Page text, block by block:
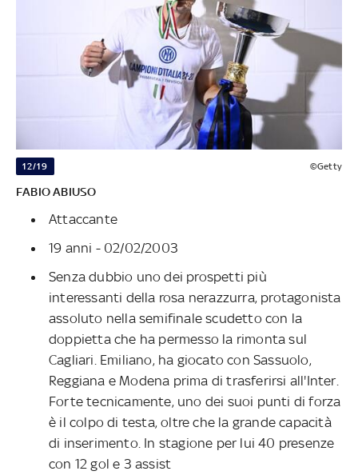
12/19 ©Getty
FABIO ABIUSO
Attaccante
19 anni - 02/02/2003
Senza dubbio uno dei prospetti più
interessanti della rosa nerazzurra, protagonista
assoluto nella semifinale scudetto con la
doppietta che ha permesso la rimonta sul
Cagliari. Emiliano, ha giocato con Sassuolo,
Reggiana e Modena prima di trasferirsi all'Inter.
Forte tecnicamente, uno dei suoi punti di forza
è il colpo di testa, oltre che la grande capacità
di inserimento. In stagione per lui 40 presenze
con 12 gol e 3 assist